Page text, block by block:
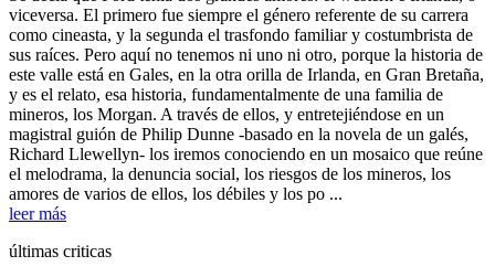
viceversa. El primero fue siempre el género referente de su carrera
como cineasta, y la segunda el trasfondo familiar y costumbrista de
sus raíces. Pero aquí no tenemos ni uno ni otro, porque la historia de
este valle está en Gales, en la otra orilla de Irlanda, en Gran Bretaña,
y es el relato, esa historia, fundamentalmente de una familia de
mineros, los Morgan. A través de ellos, y entretejiéndose en un
magistral guión de Philip Dunne -basado en la novela de un galés,
Richard Llewellyn- los iremos conociendo en un mosaico que reúne
el melodrama, la denuncia social, los riesgos de los mineros, los
amores de varios de ellos, los débiles y los po ...
leer más
últimas criticas